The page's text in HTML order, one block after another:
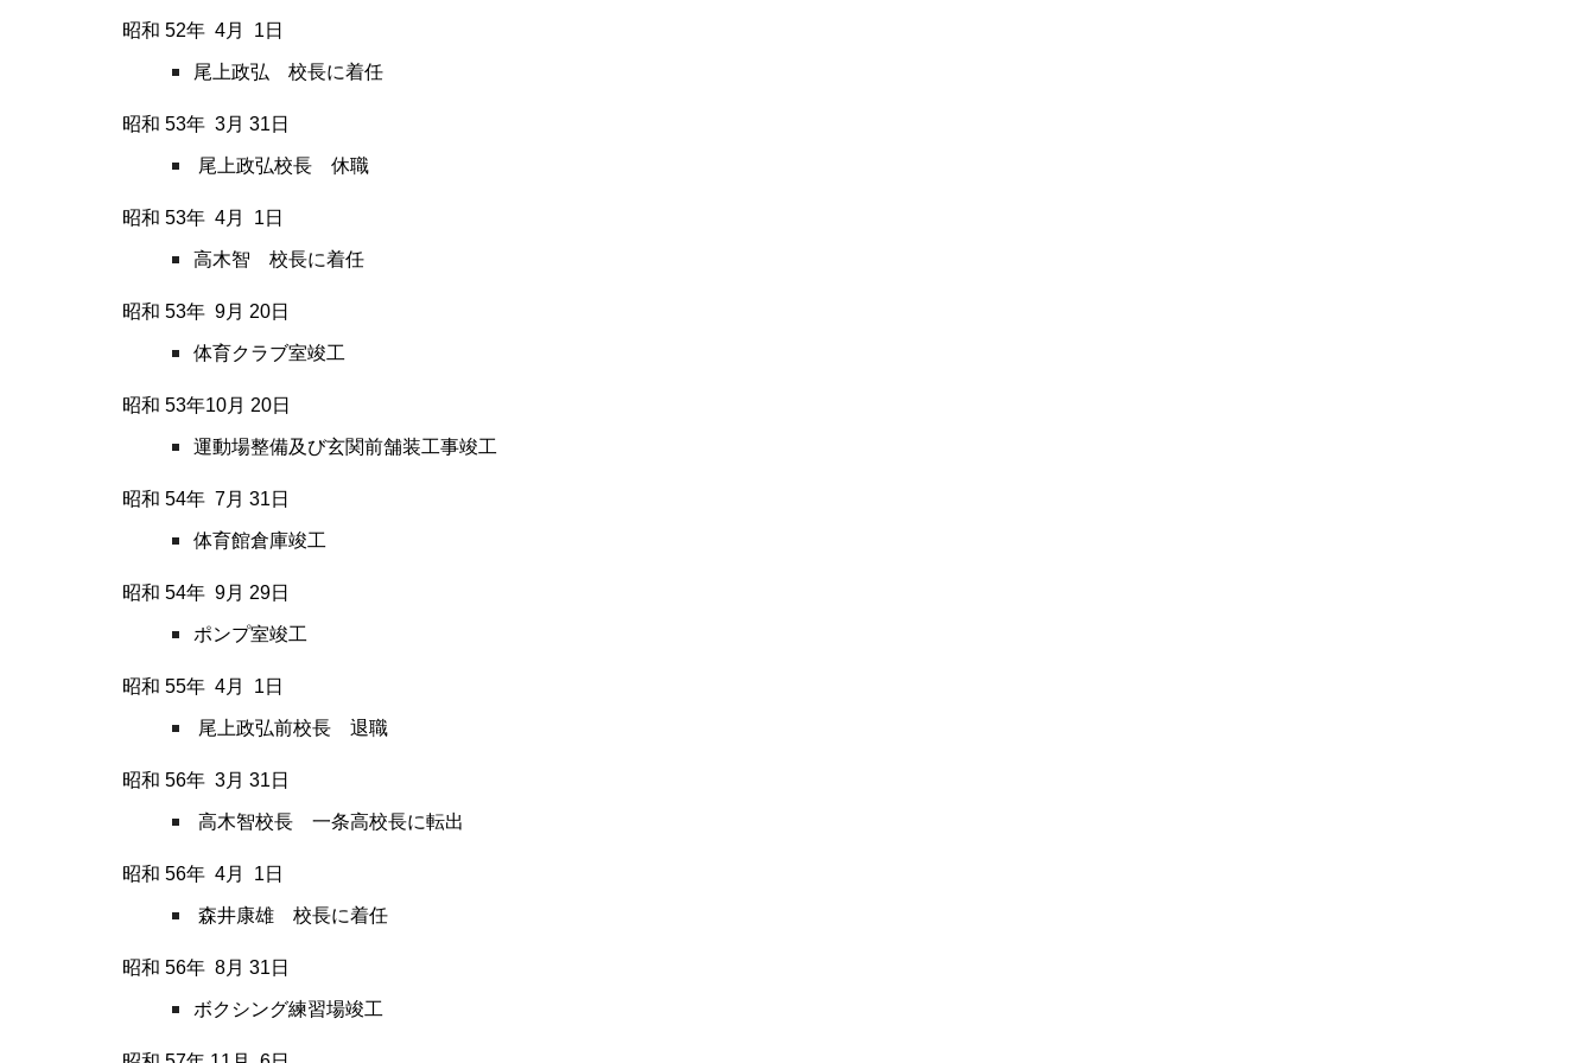
昭和 52年4月 1 日
尾上政弘 校長に着任
昭和 53年3月 31 日
尾上政弘校長 休職
昭和 53年4月 1 日
高木智 校長に着任
昭和 53年9月 20日
体育クラブ室竣工
昭和 53年10月 20日
運動場整備及び玄関前舗装工事竣工
昭和 54年7月 31 日
体育館倉庫竣工
昭和 54年9月 29日
ポンプ室竣工
昭和 55年4月 1 日
尾上政弘前校長 退職
昭和 56年3月 31 日
高木智校長 一条高校長に転出
昭和 56年4月 1 日
森井康雄 校長に着任
昭和 56年8月 31 日
ボクシング練習場竣工